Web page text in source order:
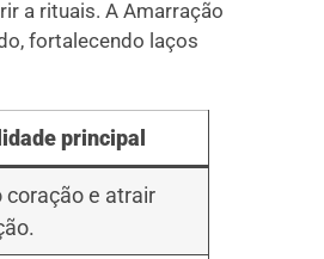
a rituais. A Amarração
fortalecendo laços
principal
coração e atrair